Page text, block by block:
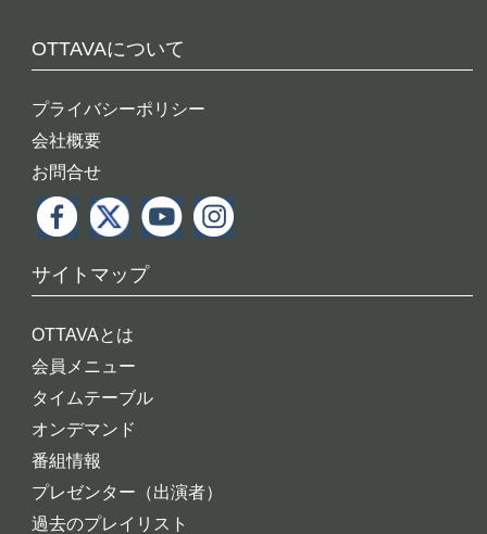
OTTAVAについて
プライバシーポリシー
会社概要
お問合せ
サイトマップ
OTTAVAとは
会員メニュー
タイムテーブル
オンデマンド
番組情報
プレゼンター（出演者）
過去のプレイリスト